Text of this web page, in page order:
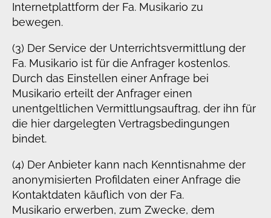
Internetplattform der Fa. Musikario zu
bewegen.
(3) Der Service der Unterrichtsvermittlung der
Fa. Musikario ist für die Anfrager kostenlos.
Durch das Einstellen einer Anfrage bei
Musikario erteilt der Anfrager einen
unentgeltlichen Vermittlungsauftrag, der ihn für
die hier dargelegten Vertragsbedingungen
bindet.
(4) Der Anbieter kann nach Kenntisnahme der
anonymisierten Profildaten einer Anfrage die
Kontaktdaten käuflich von der Fa.
Musikario erwerben, zum Zwecke, dem